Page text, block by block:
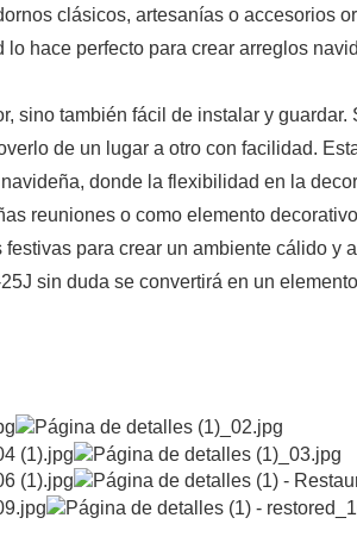
clásicos, artesanías o accesorios
hace perfecto para crear arreglos
sino también fácil de instalar y
de un lugar a otro con facilidad.
donde la flexibilidad en la
reuniones o como elemento
para crear un ambiente cálido y
sin duda se convertirá en un